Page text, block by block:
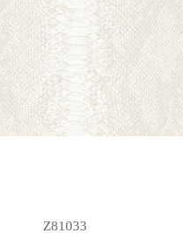
Z81033